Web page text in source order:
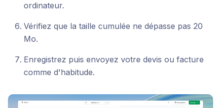
ordinateur.
Vérifiez que la taille cumulée ne dépasse pas 20
Mo.
Enregistrez puis envoyez votre devis ou facture
comme d'habitude.